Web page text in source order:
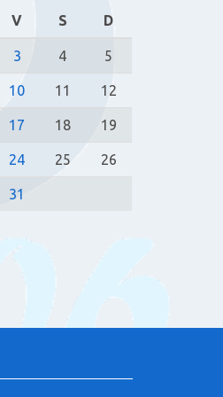
V S D
3 4 5
10 11 12
17 18 19
24 25 26
31